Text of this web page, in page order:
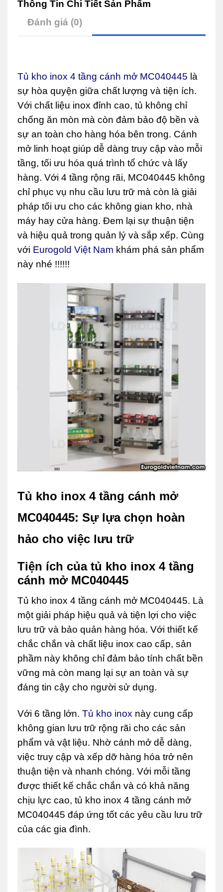
Thông Tin Chi Tiết Sản Phẩm
Đánh giá (0)
Tủ kho inox 4 tầng cánh mở MC040445 là
sự hòa quyện giữa chất lượng và tiện ích.
Với chất liệu inox đỉnh cao, tủ không chỉ
chống ăn mòn mà còn đảm bảo độ bền và
sự an toàn cho hàng hóa bên trong. Cánh
mở linh hoạt giúp dễ dàng truy cập vào mỗi
tầng, tối ưu hóa quá trình tổ chức và lấy
hàng. Với 4 tầng rộng rãi, MC040445 không
chỉ phục vụ nhu cầu lưu trữ mà còn là giải
pháp tối ưu cho các không gian kho, nhà
máy hay cửa hàng. Đem lại sự thuận tiện
và hiệu quả trong quản lý và sắp xếp. Cùng
với Eurogold Việt Nam khám phá sản phẩm
này nhé !!!!!!
Tủ kho inox 4 tầng cánh mở
MC040445: Sự lựa chọn hoàn
hảo cho việc lưu trữ
Tiện ích của tủ kho inox 4 tầng
cánh mở MC040445
Tủ kho inox 4 tầng cánh mở MC040445. Là
một giải pháp hiệu quả và tiện lợi cho việc
lưu trữ và bảo quản hàng hóa. Với thiết kế
chắc chắn và chất liệu inox cao cấp, sản
phầm này không chỉ đảm bảo tính chất bền
vững mà còn mang lại sự an toàn và sự
đáng tin cậy cho người sử dụng.
Với 6 tầng lớn. Tủ kho inox này cung cấp
không gian lưu trữ rộng rãi cho các sản
phẩm và vật liệu. Nhờ cánh mở dễ dàng,
việc truy cập và xếp dỡ hàng hóa trở nên
thuận tiện và nhanh chóng. Với mỗi tầng
được thiết kế chắc chắn và có khả năng
chịu lực cao, tủ kho inox 4 tầng cánh mở
MC040445 đáp ứng tốt các yêu cầu lưu trữ
của các gia đình.